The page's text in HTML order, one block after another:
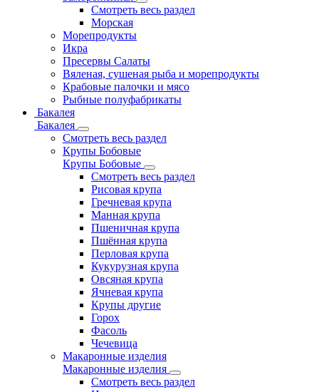
Смотреть весь раздел
Морская
Морепродукты
Икра
Пресервы Салаты
Вяленая, сушеная рыба и морепродукты
Крабовые палочки и мясо
Рыбные полуфабрикаты
Бакалея
Бакалея
Смотреть весь раздел
Крупы Бобовые
Крупы Бобовые
Смотреть весь раздел
Рисовая крупа
Гречневая крупа
Манная крупа
Пшеничная крупа
Пшённая крупа
Перловая крупа
Кукурузная крупа
Овсяная крупа
Ячневая крупа
Крупы другие
Горох
Фасоль
Чечевица
Макаронные изделия
Макаронные изделия
Смотреть весь раздел